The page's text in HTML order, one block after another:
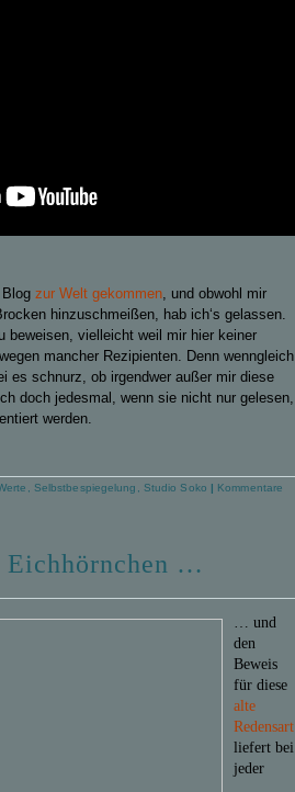
zur Welt gekommen, und obwohl mir
hinzuschmeißen, hab ich‘s gelassen.
beweisen, vielleicht weil mir hier keiner
mancher Rezipienten. Denn wenngleich
es schnurz, ob irgendwer außer mir diese
doch jedesmal, wenn sie nicht nur gelesen,
werden.
Selbstbespiegelung Studio Soko | Kommentare
Eichhörnchen …
… und
den
Beweis
für diese
alte
Redensart
liefert bei
jeder